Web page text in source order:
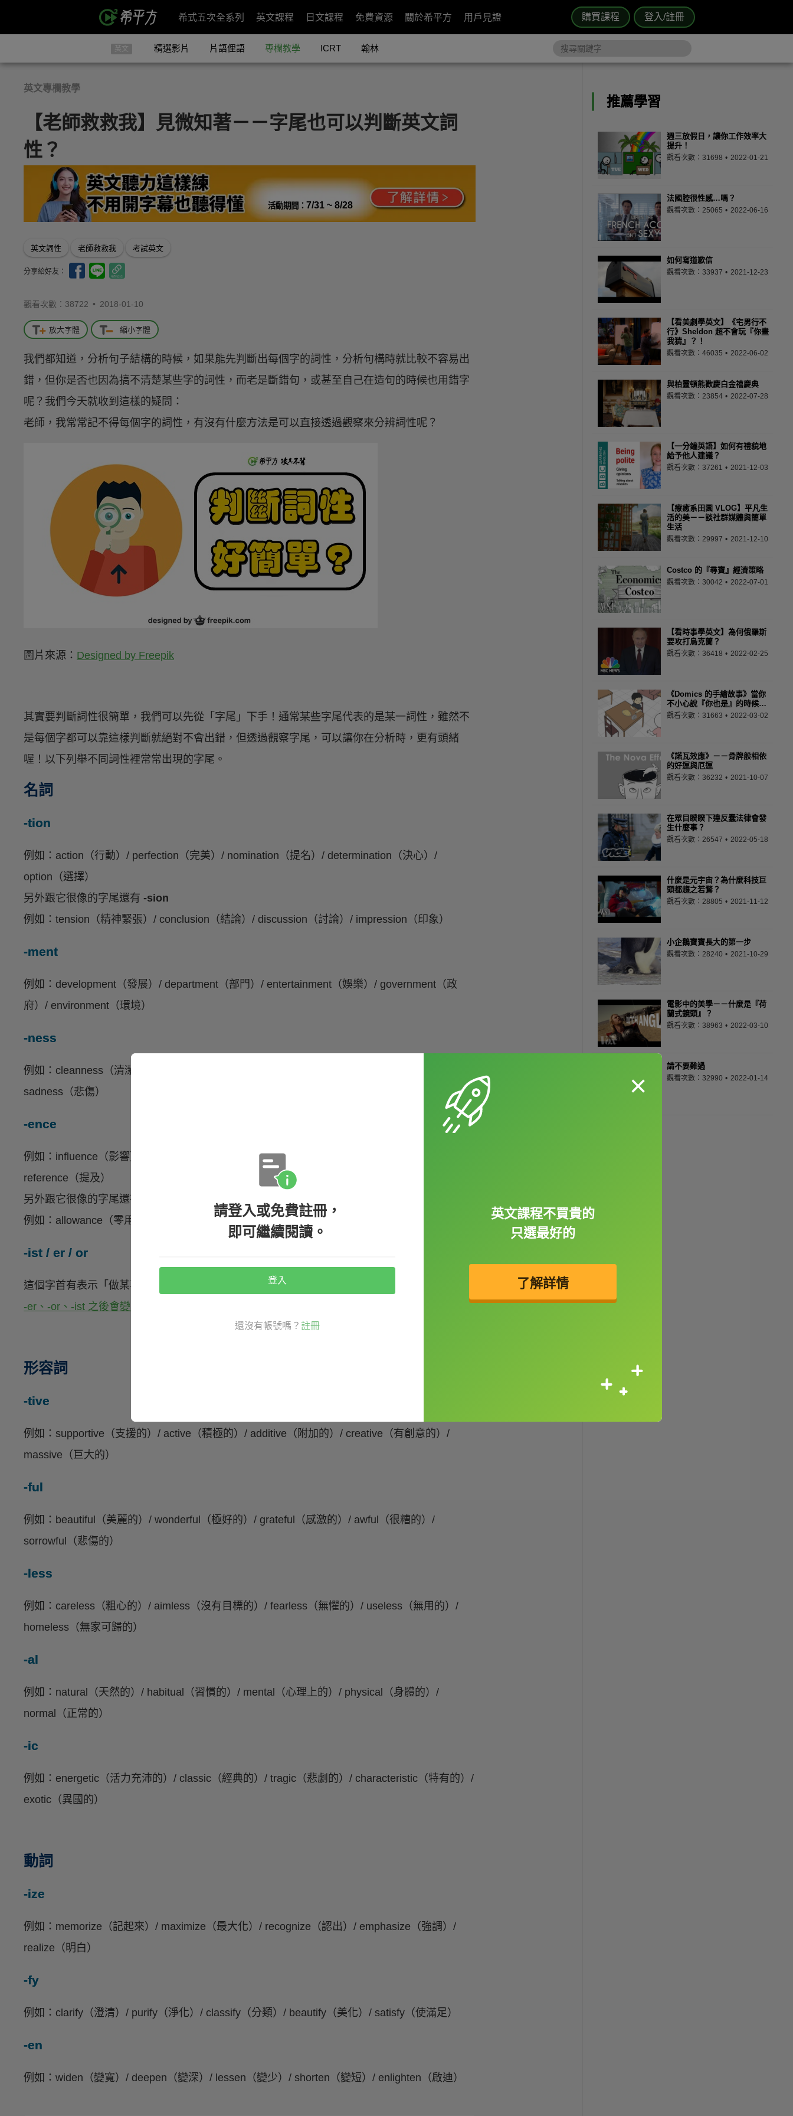
購買課程 登入/註冊
希式五次全系列 英文課程 日文課程 免費資源 關於希平方 用戶見證
英文 精選影片 片語俚語 專欄教學 ICRT 翰林
英文專欄教學
【老師救救我】見微知著－－字尾也可以判斷英文詞
性？
活動期間： 7/31 ~ 8/28
英文詞性 老師救救我 考試英文
分享給好友：
觀看次數：38722 • 2018-01-10
放大字體 縮小字體
我們都知道，分析句子結構的時候，如果能先判斷出每個字的詞性，分析句構時就比較不容易出
錯，但你是否也因為搞不清楚某些字的詞性，而老是斷錯句，或甚至自己在造句的時候也用錯字
呢？我們今天就收到這樣的疑問：
老師，我常常記不得每個字的詞性，有沒有什麼方法是可以直接透過觀察來分辨詞性呢？
圖片來源： Designed by Freepik
其實要判斷詞性很簡單，我們可以先從「字尾」下手！通常某些字尾代表的是某一詞性，雖然不
是每個字都可以靠這樣判斷就絕對不會出錯，但透過觀察字尾，可以讓你在分析時，更有頭緒
喔！以下列舉不同詞性裡常常出現的字尾。
名詞
-tion
例如：action（行動）/ perfection（完美）/ nomination（提名）/ determination（決心）/
option（選擇）
另外跟它很像的字尾還有 -sion
例如：tension（精神緊張）/ conclusion（結論）/ discussion（討論）/ impression（印象）
-ment
例如：development（發展）/ department（部門）/ entertainment（娛樂）/ government（政
府）/ environment（環境）
-ness
例如：cleanness（清潔）/ messiness（亂糟糟）/ awareness（意識）/ happiness（快樂）/
sadness（悲傷）
-ence
例如：influence（影響）/ persistence（堅持） / incidence（發生率）/ patience（耐心）/
reference（提及）
另外跟它很像的字尾還有
例如：allowance（零用錢）/ distance（距離）/ importance（重要性）/ circumstance（情況）
-ist / er / or
這個字首有表示「做某事的人」的意思，我們之前有整理過專欄，裡面有更多例子喔：
-er、-or、-ist 之後會變成什麼字？！
形容詞
-tive
例如：supportive（支援的）/ active（積極的）/ additive（附加的）/ creative（有創意的）/
massive（巨大的）
-ful
例如：beautiful（美麗的）/ wonderful（極好的）/ grateful（感激的）/ awful（很糟的）/
sorrowful（悲傷的）
-less
例如：careless（粗心的）/ aimless（沒有目標的）/ fearless（無懼的）/ useless（無用的）/
homeless（無家可歸的）
-al
例如：natural（天然的）/ habitual（習慣的）/ mental（心理上的）/ physical（身體的）/
normal（正常的）
-ic
例如：energetic（活力充沛的）/ classic（經典的）/ tragic（悲劇的）/ characteristic（特有的）/
exotic（異國的）
動詞
-ize
例如：memorize（記起來）/ maximize（最大化）/ recognize（認出）/ emphasize（強調）/
realize（明白）
-fy
例如：clarify（澄清）/ purify（淨化）/ classify（分類）/ beautify（美化）/ satisfy（使滿足）
-en
例如：widen（變寬）/ deepen（變深）/ lessen（變少）/ shorten（變短）/ enlighten（啟迪）
推薦學習
週三放假日，讓你工作效率大
提升！
觀看次數：31698 2022-01-21
法國腔很性感…嗎？
觀看次數：25065 2022-06-16
如何寫道歉信
觀看次數：33937 2021-12-23
【看美劇學英文】《宅男行不
行》Sheldon 超不會玩『你畫
我猜』？！
觀看次數：46035 2022-06-02
與柏靈頓熊歡慶白金禧慶典
觀看次數：23854 2022-07-28
【一分鐘英語】如何有禮貌地
給予他人建議？
觀看次數：37261 2021-12-03
【療癒系田園 VLOG】平凡生
活的美－－談社群媒體與簡單
生活
觀看次數：29997 2021-12-10
Costco 的『尋寶』經濟策略
觀看次數：30042 2022-07-01
【看時事學英文】為何俄羅斯
要攻打烏克蘭？
觀看次數：36418 2022-02-25
《Domics 的手繪故事》當你
不小心說『你也是』的時候…
觀看次數：31663 2022-03-02
《諾瓦效應》－－骨牌般相依
的好運與厄運
觀看次數：36232 2021-10-07
在眾目睽睽下違反蠢法律會發
生什麼事？
觀看次數：26547 2022-05-18
什麼是元宇宙？為什麼科技巨
頭都趨之若鶩？
觀看次數：28805 2021-11-12
小企鵝寶寶長大的第一步
觀看次數：28240 2021-10-29
電影中的美學－－什麼是『荷
蘭式鏡頭』？
觀看次數：38963 2022-03-10
請不要難過
觀看次數：32990 2022-01-14
×
請登入或免費註冊，
即可繼續閱讀。
登入
還沒有帳號嗎？ 註冊
英文課程不買貴的
只選最好的
了解詳情